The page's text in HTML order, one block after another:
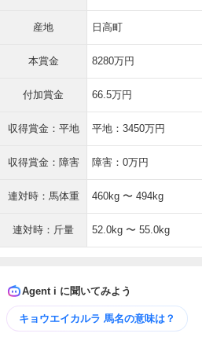
産地 日高町
本賞金 8280万円
付加賞金 66.5万円
収得賞金：平地 平地：3450万円
収得賞金：障害 障害：0万円
連対時：馬体重 460kg 〜 494kg
連対時：斤量 52.0kg 〜 55.0kg
Agent i に聞いてみよう
キョウエイカルラ 馬名の意味は？